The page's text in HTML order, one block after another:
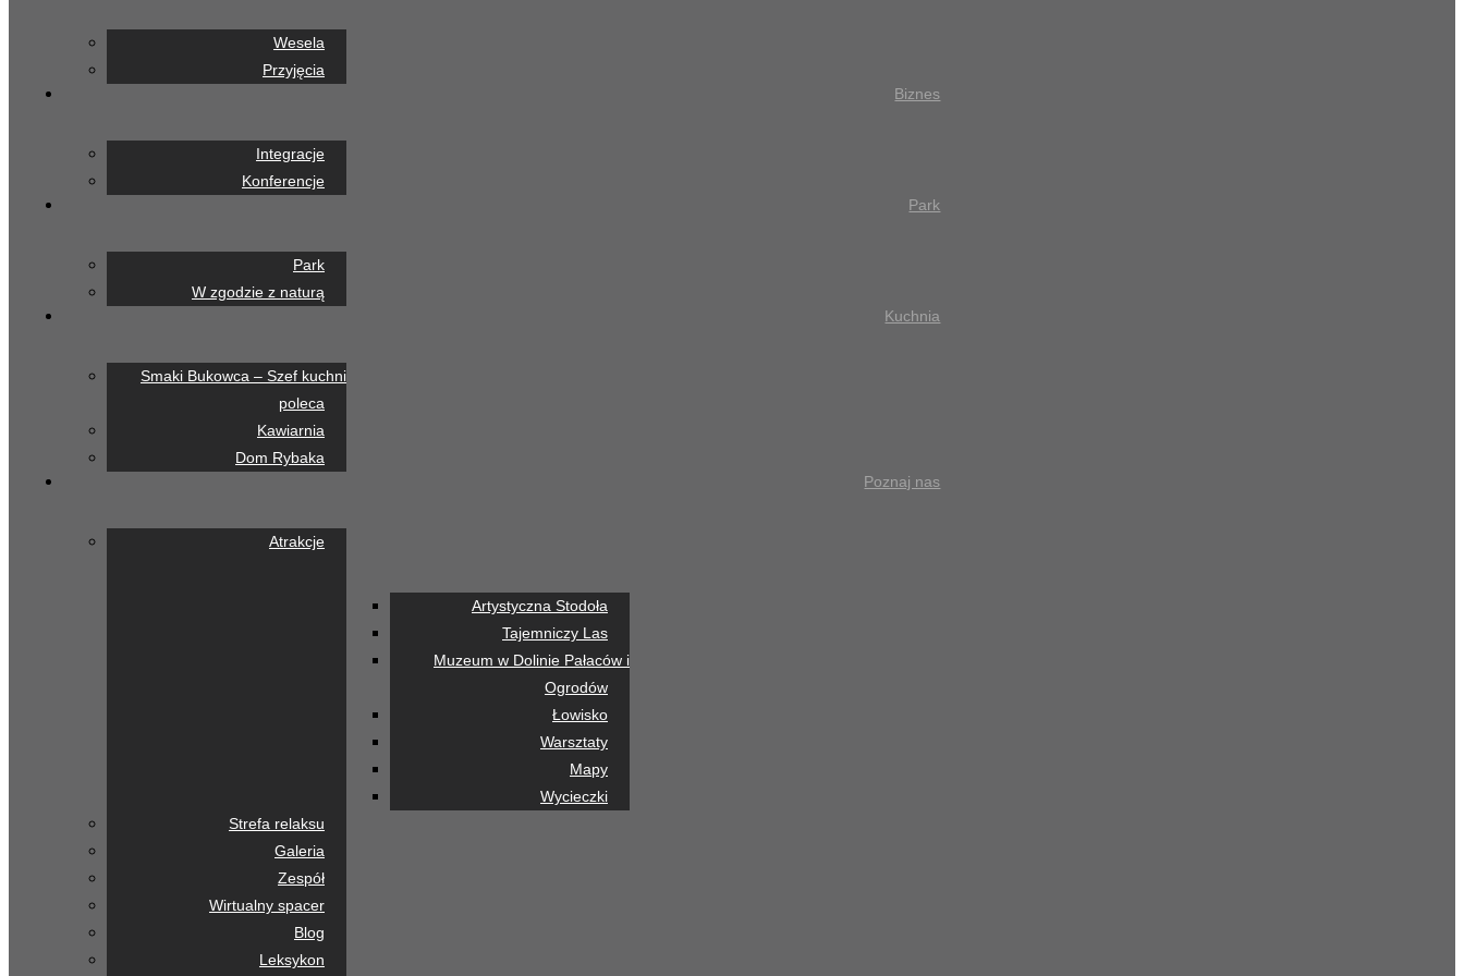
Wesela
Przyjęcia
Biznes
Integracje
Konferencje
Park
Park
W zgodzie z naturą
Kuchnia
Smaki Bukowca – Szef kuchni
poleca
Kawiarnia
Dom Rybaka
Poznaj nas
Atrakcje
Artystyczna Stodoła
Tajemniczy Las
Muzeum w Dolinie Pałaców i
Ogrodów
Łowisko
Warsztaty
Mapy
Wycieczki
Strefa relaksu
Galeria
Zespół
Wirtualny spacer
Blog
Leksykon